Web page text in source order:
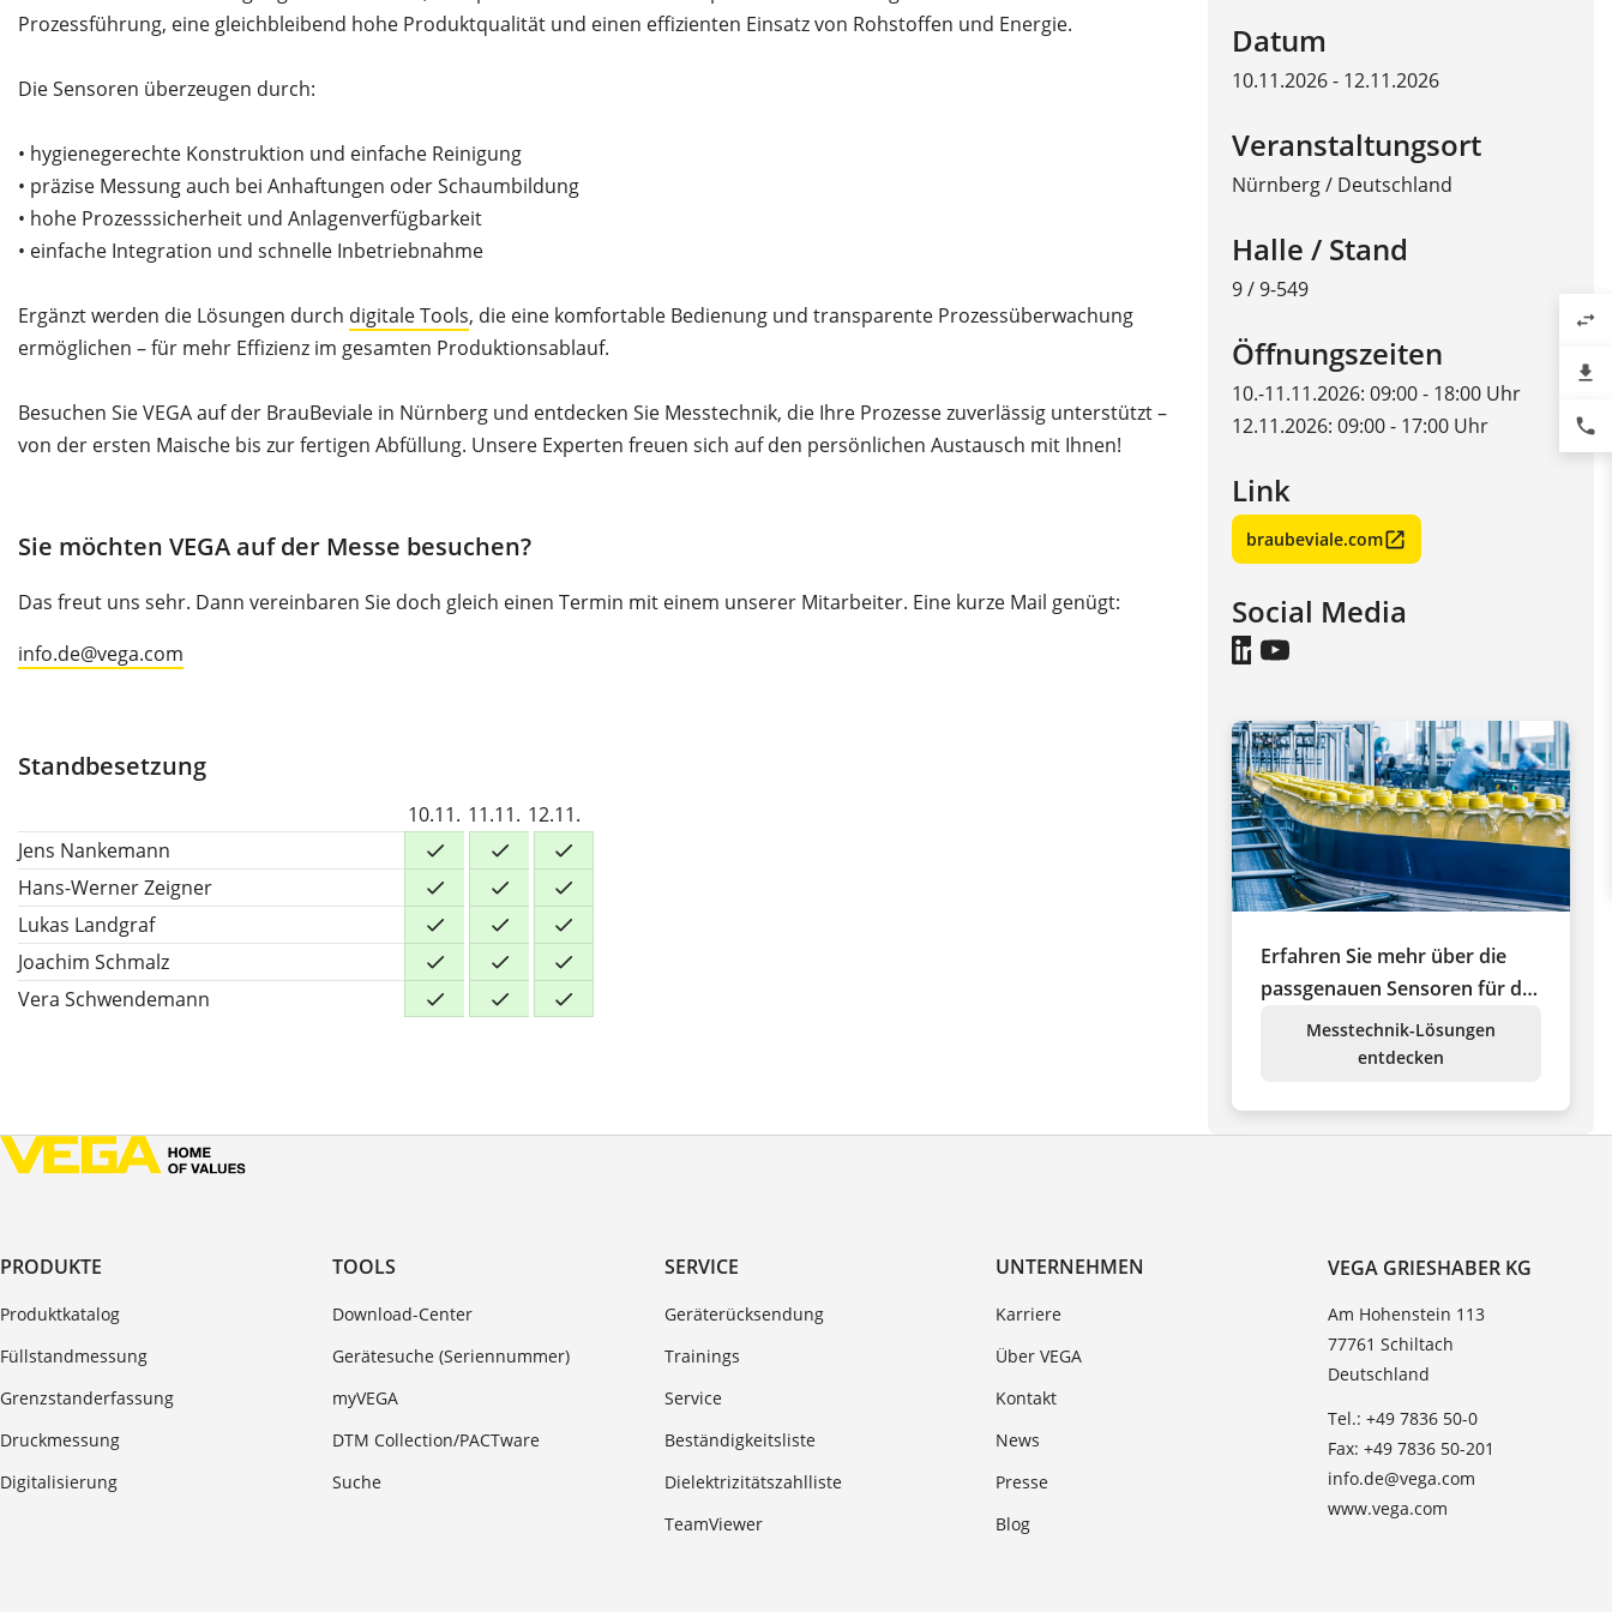
Prozessführung, eine gleichbleibend hohe Produktqualität und einen effizienten Einsatz von Rohstoffen und Energie.
Die Sensoren überzeugen durch:
• hygienegerechte Konstruktion und einfache Reinigung
• präzise Messung auch bei Anhaftungen oder Schaumbildung
• hohe Prozesssicherheit und Anlagenverfügbarkeit
• einfache Integration und schnelle Inbetriebnahme
Ergänzt werden die Lösungen durch digitale Tools, die eine komfortable Bedienung und transparente Prozessüberwachung
ermöglichen – für mehr Effizienz im gesamten Produktionsablauf.
Besuchen Sie VEGA auf der BrauBeviale in Nürnberg und entdecken Sie Messtechnik, die Ihre Prozesse zuverlässig unterstützt –
von der ersten Maische bis zur fertigen Abfüllung. Unsere Experten freuen sich auf den persönlichen Austausch mit Ihnen!
Sie möchten VEGA auf der Messe besuchen?
Das freut uns sehr. Dann vereinbaren Sie doch gleich einen Termin mit einem unserer Mitarbeiter. Eine kurze Mail genügt:
info.de@vega.com
Standbesetzung
10.11. 11.11. 12.11.
Jens Nankemann
Hans-Werner Zeigner
Lukas Landgraf
Joachim Schmalz
Vera Schwendemann
Datum
10.11.2026 - 12.11.2026
Veranstaltungsort
Nürnberg / Deutschland
Halle / Stand
9 / 9-549
Öffnungszeiten
10.-11.11.2026: 09:00 - 18:00 Uhr
12.11.2026: 09:00 - 17:00 Uhr
Link
braubeviale.com
Social Media
Erfahren Sie mehr über die
passgenauen Sensoren für die
Lebensmittelindustrie
Messtechnik-Lösungen
entdecken
PRODUKTE
Produktkatalog
Füllstandmessung
Grenzstanderfassung
Druckmessung
Digitalisierung
TOOLS
Download-Center
Gerätesuche (Seriennummer)
myVEGA
DTM Collection/PACTware
Suche
SERVICE
Geräterücksendung
Trainings
Service
Beständigkeitsliste
Dielektrizitätszahlliste
TeamViewer
UNTERNEHMEN
Karriere
Über VEGA
Kontakt
News
Presse
Blog
VEGA GRIESHABER KG
Am Hohenstein 113
77761 Schiltach
Deutschland
Tel.: +49 7836 50-0
Fax: +49 7836 50-201
info.de@vega.com
www.vega.com
swap_horiz
file_download
phone